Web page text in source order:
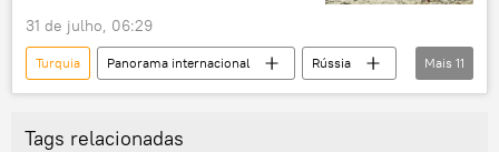
31 de julho, 06:29
Turquia Panorama internacional
Rússia
Brasil
Belarus
Corinthians
Lokomotiv
Ferrovias Russas
Mais 11
Tags relacionadas